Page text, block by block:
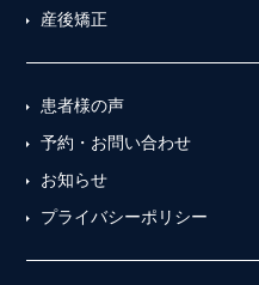
産後矯正
患者様の声
予約・お問い合わせ
お知らせ
プライバシーポリシー